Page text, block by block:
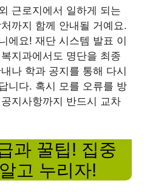
근로지에서 일하게 되는
까지 함께 안내될 거예요.
에요! 재단 시스템 발표 이
지과에서도 명단을 최종
나 학과 공지를 통해 다시
니다. 혹시 모를 오류를 방
지사항까지 반드시 교차
과 꿀팁! 집중
고 누리자!